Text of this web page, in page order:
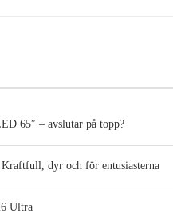
65″ – avslutar på topp?
dyr och för entusiasterna
Ultra